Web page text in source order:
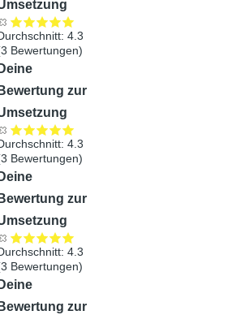
4.3
3 Bewertungen)
Deine
Bewertung zur
4.3
3 Bewertungen)
Deine
Bewertung zur
4.3
3 Bewertungen)
Deine
Bewertung zur